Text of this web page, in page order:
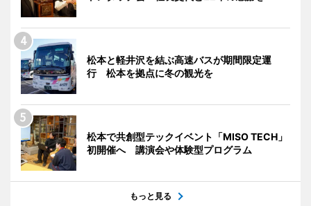
松本と軽井沢を結ぶ高速バスが期間限定運
行 松本を拠点に冬の観光を
松本で共創型テックイベント「MISO TECH」
初開催へ 講演会や体験型プログラム
もっと見る